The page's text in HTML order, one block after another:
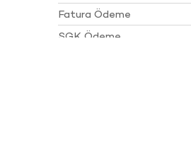
Fatura Ödeme
SGK Ödeme